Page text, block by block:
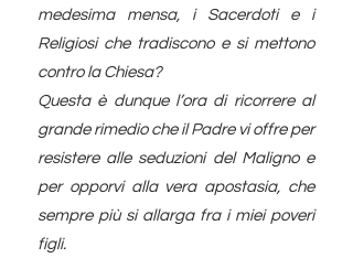
medesima mensa, i Sacerdoti e i
Religiosi che tradiscono e si mettono
contro la Chiesa?
Questa è dunque l’ora di ricorrere al
grande rimedio che il Padre vi offre per
resistere alle seduzioni del Maligno e
per opporvi alla vera apostasia, che
sempre più si allarga fra i miei poveri
figli.